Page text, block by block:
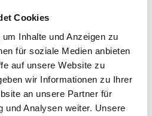
Cookies
Inhalte und Anzeigen zu
für soziale Medien anbieten
auf unsere Website zu
wir Informationen zu Ihrer
an unsere Partner für
und Analysen weiter. Unsere
schon an der Lösung und
wie möglich beheben.
unseren Online-Shop
sich inspirieren.